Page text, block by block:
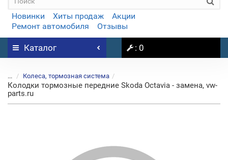
Новинки Хиты продаж
Акции
Ремонт автомобиля
Отзывы
Каталог : 0
... Колеса, тормозная система
Колодки тормозные передние Skoda Octavia - замена, vw-
parts.ru